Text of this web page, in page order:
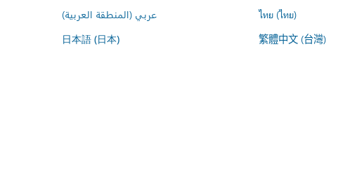
عربي (المنطقة العربية) ไทย (ไทย)
日本語 (日本) 繁體中文 (台灣)